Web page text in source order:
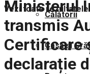
Călătorii
Casă și
Vezi toate rezultatele
Ministerul
transmis
Certificare
declarație